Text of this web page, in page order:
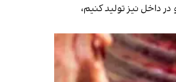
نیز تولید کنیم،